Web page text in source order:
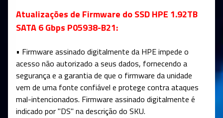
Atualizações de Firmware do SSD HPE 1.92TB
SATA 6 Gbps P05938-B21:
• Firmware assinado digitalmente da HPE impede o
acesso não autorizado a seus dados, fornecendo a
segurança e a garantia de que o firmware da unidade
vem de uma fonte confiável e protege contra ataques
mal-intencionados. Firmware assinado digitalmente é
indicado por "DS" na descrição do SKU.